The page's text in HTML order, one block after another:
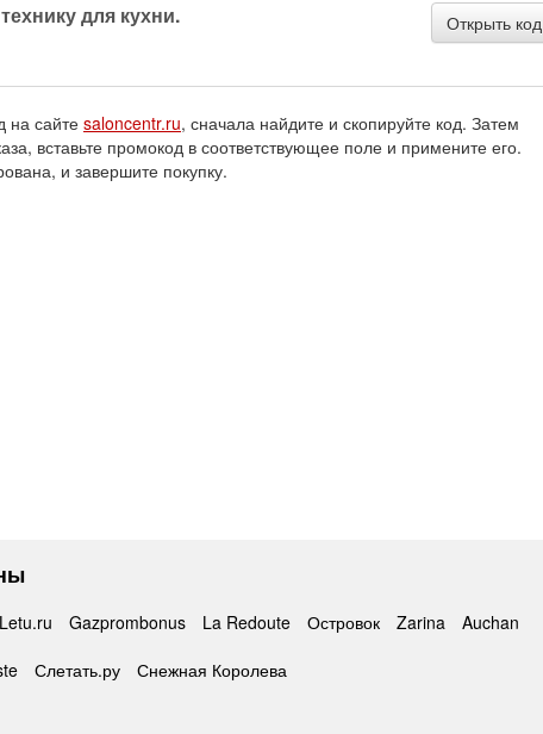
для кухни. Открыть код
на сайте saloncentr.ru, сначала найдите и скопируйте код. Затем
вставьте промокод в соответствующее поле и примените его.
и завершите покупку.
Letu.ru Gazprombonus La Redoute Островок Zarina
Auchan
Слетать.ру Снежная Королева